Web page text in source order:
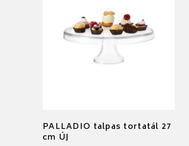
PALLADIO talpas tortatál 27
cm ÚJ